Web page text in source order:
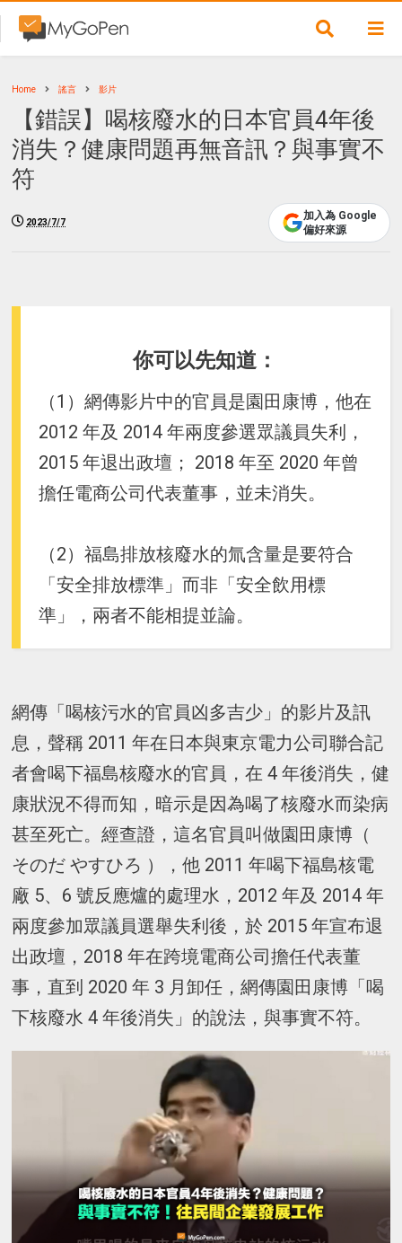
Home 謠言 影片
【錯誤】喝核廢水的日本官員4年後
消失？健康問題再無音訊？與事實不
符
2023/7/7
加入為 Google
偏好來源
你可以先知道：
（1）網傳影片中的官員是園田康博，他在
2012 年及 2014 年兩度參選眾議員失利，
2015 年退出政壇； 2018 年至 2020 年曾
擔任電商公司代表董事，並未消失。
（2）福島排放核廢水的氚含量是要符合
「安全排放標準」而非「安全飲用標
準」，兩者不能相提並論。
網傳「喝核污水的官員凶多吉少」的影片及訊
息，聲稱 2011 年在日本與東京電力公司聯合記
者會喝下福島核廢水的官員，在 4 年後消失，健
康狀況不得而知，暗示是因為喝了核廢水而染病
甚至死亡。經查證，這名官員叫做園田康博（
そのだ やすひろ ），他 2011 年喝下福島核電
廠 5、6 號反應爐的處理水，2012 年及 2014 年
兩度參加眾議員選舉失利後，於 2015 年宣布退
出政壇，2018 年在跨境電商公司擔任代表董
事，直到 2020 年 3 月卸任，網傳園田康博「喝
下核廢水 4 年後消失」的說法，與事實不符。